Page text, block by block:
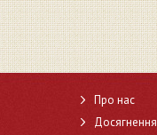
Про нас
Досягнення